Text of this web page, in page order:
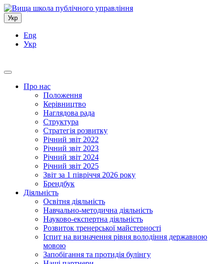
Укр
Eng
Укр
Про нас
Положення
Керівництво
Наглядова рада
Структура
Стратегія розвитку
Річний звіт 2022
Річний звіт 2023
Річний звіт 2024
Річний звіт 2025
Звіт за 1 півріччя 2026 року
Брендбук
Діяльність
Освітня діяльність
Навчально-методична діяльність
Науково-експертна діяльність
Розвиток тренерської майстерності
Іспит на визначення рівня володіння державною
мовою
Запобігання та протидія булінгу